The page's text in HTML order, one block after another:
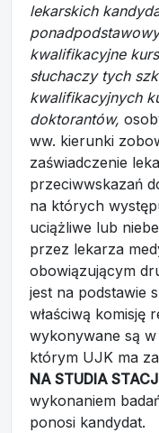
lekarskich
kwalifikacyjne
słuchaczy tych
kwalifikacyjnych
doktorantów,
ww. kierunki
zaświadczenie
przeciwwskazań
na których
uciążliwe lub
przez lekarza
obowiązującym
jest na podstawie
właściwą komisję
wykonywane są
którym UJK ma
NA STUDIA
wykonaniem
ponosi kandydat.